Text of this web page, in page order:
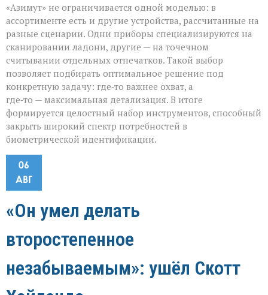
«Азимут» не ограничивается одной моделью: в
ассортименте есть и другие устройства, рассчитанные на
разные сценарии. Одни приборы специализируются на
сканировании ладони, другие — на точечном
считывании отдельных отпечатков. Такой выбор
позволяет подбирать оптимальное решение под
конкретную задачу: где‑то важнее охват, а
где‑то — максимальная детализация. В итоге
формируется целостный набор инструментов, способный
закрыть широкий спектр потребностей в
биометрической идентификации.
06
АВГ
«Он умел делать
второстепенное
незабываемым»: ушёл Скотт